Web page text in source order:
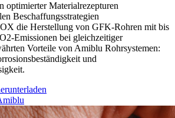
optimierter Materialrezepturen
Beschaffungsstrategien
die Herstellung von GFK-Rohren mit bis
bei gleichzeitiger
Vorteile von Amiblu Rohrsystemen:
und